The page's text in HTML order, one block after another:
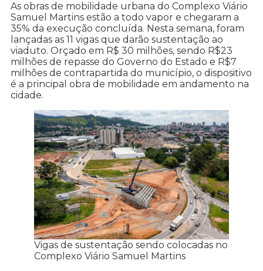
As obras de mobilidade urbana do Complexo Viário
Samuel Martins estão a todo vapor e chegaram a
35% da execução concluída. Nesta semana, foram
lançadas as 11 vigas que darão sustentação ao
viaduto. Orçado em R$ 30 milhões, sendo R$23
milhões de repasse do Governo do Estado e R$7
milhões de contrapartida do município, o dispositivo
é a principal obra de mobilidade em andamento na
cidade.
Vigas de sustentação sendo colocadas no
Complexo Viário Samuel Martins